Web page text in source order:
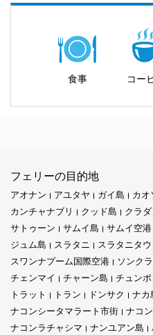
ら、Seudamgo（スダムゴ）
岸の町と島々を結ぶフェリー
清潔・快適な移動手段として
ります。Seudamgoは市場で
います。
Seudamgoの使命は、すべての
安全、かつ手頃な価格にするこ
く旅を楽しめるように努めてい
できるサービスを維持すること
は、質の高いサービスと近代的
会社について
食事 コー
フェリーの目的地
アオナン アユタヤ ガイ島 カオ
カンチャナブリ
クッド島 クラ
サトゥーン
サムイ島 サムイ空港
ジュム島
スラタニ スラタニタウ
スワンナプーム国際空港
ソンク
チェンマイ
チャーン島 チュンポ
トラット
トラン ドンサク ナカ
ナコンシータマラート市街
ナコ
ナコンラチャシマ
ナンユアン島